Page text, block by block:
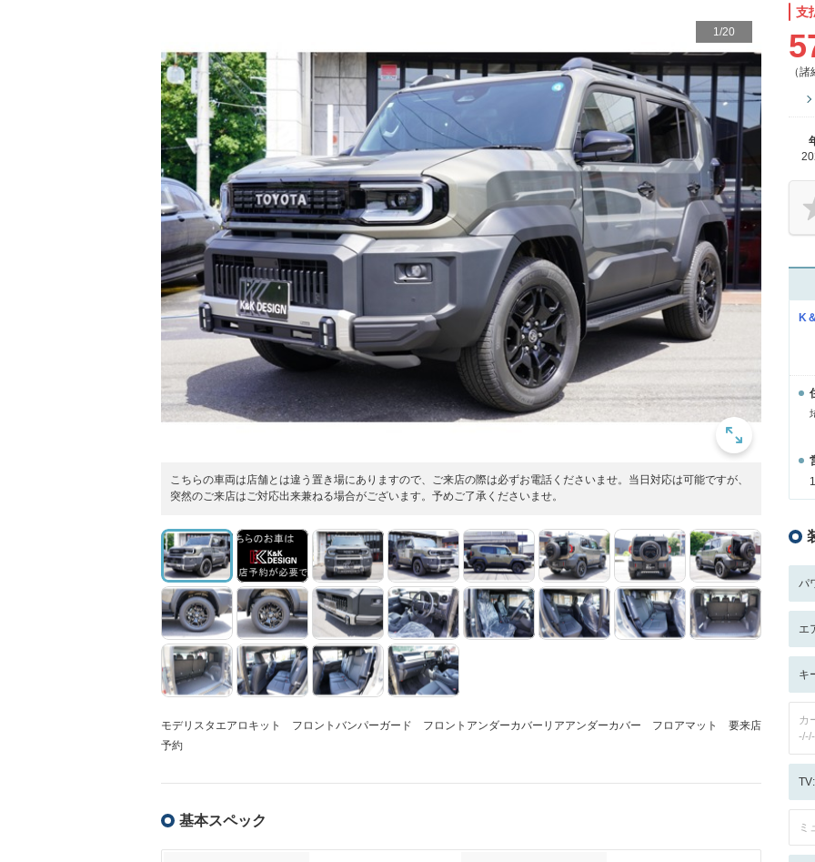
1/20
こちらの車両は店舗とは違う置き場にありますので、ご来店の際は必ずお電話くださいませ。当日対応は可能ですが、
突然のご来店はご対応出来兼ねる場合がございます。予めご了承くださいませ。
モデリスタエアロキット フロントバンパーガード フロントアンダーカバーリアアンダーカバー フロアマット 要来店
予約
基本スペック
支
（
K
パ
エ
キ
カ
ミ